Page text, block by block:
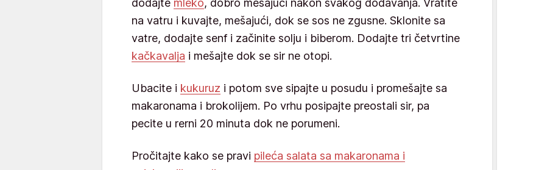
na vatru i kuvajte, mešajući, dok se sos ne zgusne. Sklonite sa
vatre, dodajte senf i začinite solju i biberom. Dodajte tri četvrtine
kačkavalja i mešajte dok se sir ne otopi.
Ubacite i kukuruz i potom sve sipajte u posudu i promešajte sa
makaronama i brokolijem. Po vrhu posipajte preostali sir, pa
pecite u rerni 20 minuta dok ne porumeni.
Pročitajte kako se pravi pileća salata sa makaronama i